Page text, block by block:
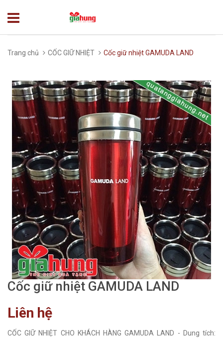
Trang chủ CỐC GIỮ NHIỆT Cốc giữ nhiệt GAMUDA LAND
Cốc giữ nhiệt GAMUDA LAND
Liên hệ
CỐC GIỮ NHIỆT CHO KHÁCH HÀNG GAMUDA LAND - Dung tích: